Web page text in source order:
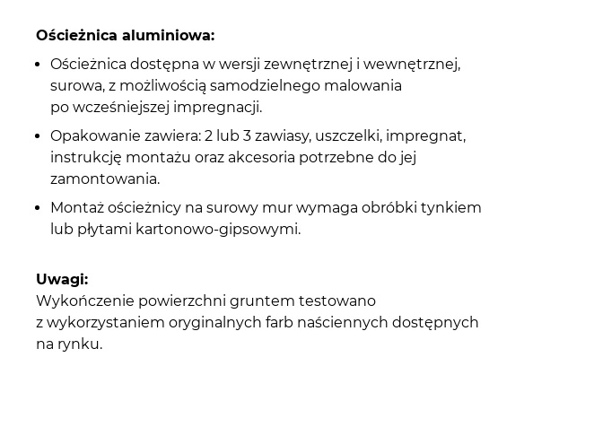
Ościeżnica aluminiowa:
Ościeżnica dostępna w wersji zewnętrznej i wewnętrznej,
surowa, z możliwością samodzielnego malowania
po wcześniejszej impregnacji.
Opakowanie zawiera: 2 lub 3 zawiasy, uszczelki, impregnat,
instrukcję montażu oraz akcesoria potrzebne do jej
zamontowania.
Montaż ościeżnicy na surowy mur wymaga obróbki tynkiem
lub płytami kartonowo-gipsowymi.
Uwagi:
Wykończenie powierzchni gruntem testowano
z wykorzystaniem oryginalnych farb naściennych dostępnych
na rynku.